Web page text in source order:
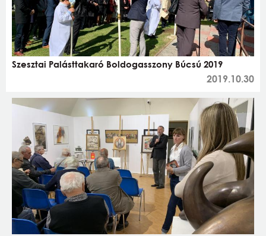
Szesztai Palásttakaró Boldogasszony Búcsú 2019
2019.10.30